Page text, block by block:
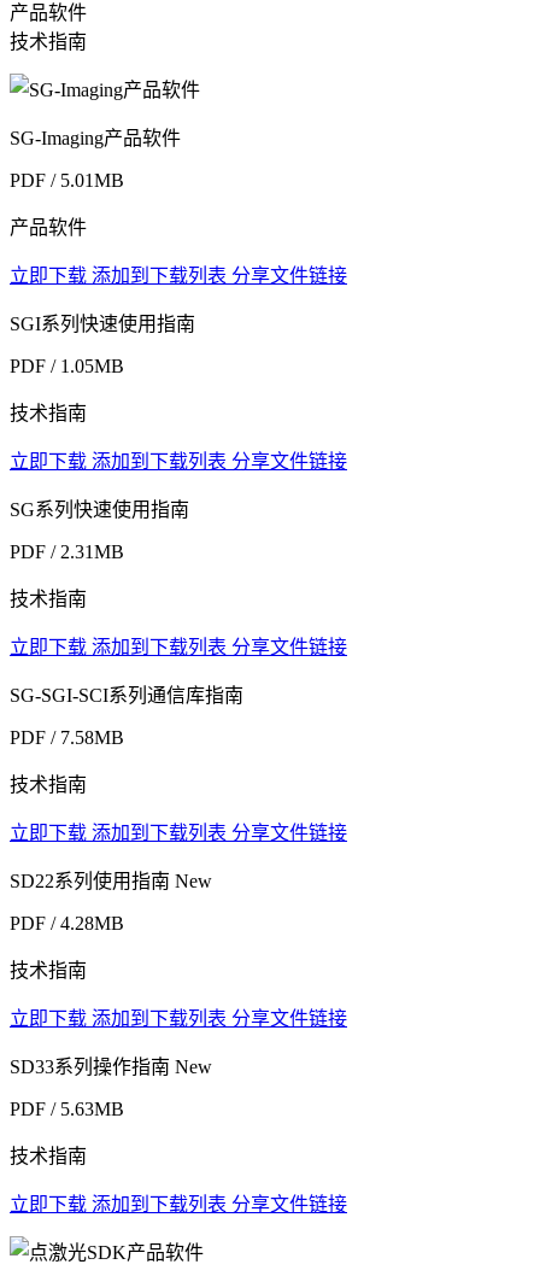
产品软件
技术指南
SG-Imaging产品软件
PDF / 5.01MB
产品软件
立即下载 添加到下载列表 分享文件链接
SGI系列快速使用指南
PDF / 1.05MB
技术指南
立即下载 添加到下载列表 分享文件链接
SG系列快速使用指南
PDF / 2.31MB
技术指南
立即下载 添加到下载列表 分享文件链接
SG-SGI-SCI系列通信库指南
PDF / 7.58MB
技术指南
立即下载 添加到下载列表 分享文件链接
SD22系列使用指南 New
PDF / 4.28MB
技术指南
立即下载 添加到下载列表 分享文件链接
SD33系列操作指南 New
PDF / 5.63MB
技术指南
立即下载 添加到下载列表 分享文件链接